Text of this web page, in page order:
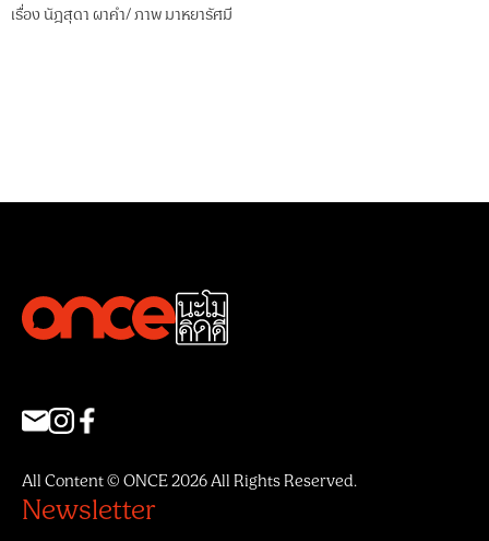
เรื่องนัฎสุดา ผาคำ/ภาพมาหยารัศมี
All Content © ONCE 2026 All Rights Reserved.
Newsletter